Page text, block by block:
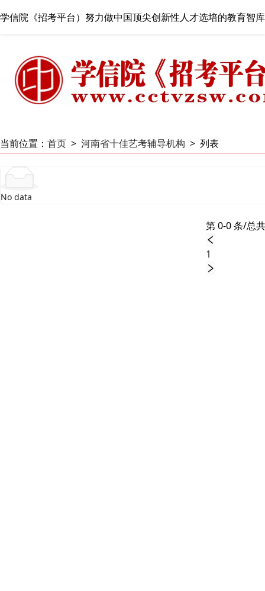
学信院《招考平台）努力做中国顶尖创新性人才选培的教育智库
当前位置： 首页 > 河南省十佳艺考辅导机构 > 列表
No data
第 0-0 条/总
1